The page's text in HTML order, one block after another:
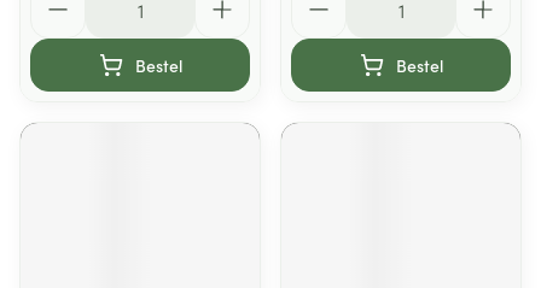
Bestel Bestel